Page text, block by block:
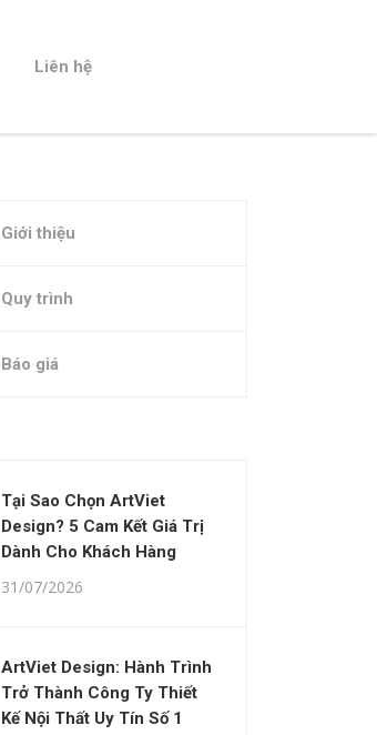
Liên hệ
Giới thiệu
Quy trình
Báo giá
Tại Sao Chọn ArtViet
Design? 5 Cam Kết Giá Trị
Dành Cho Khách Hàng
31/07/2026
ArtViet Design: Hành Trình
Trở Thành Công Ty Thiết
Kế Nội Thất Uy Tín Số 1